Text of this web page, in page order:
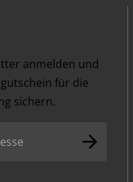
anmelden und
für die
sichern.